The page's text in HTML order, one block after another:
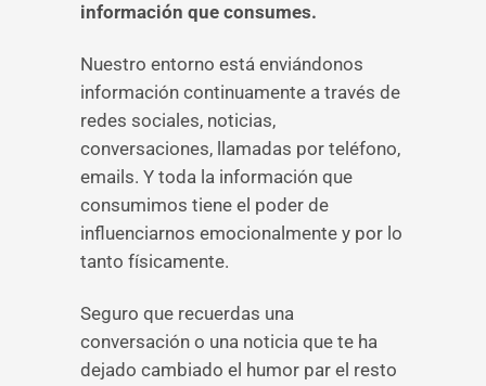
información que consumes.
Nuestro entorno está enviándonos
información continuamente a través de
redes sociales, noticias,
conversaciones, llamadas por teléfono,
emails. Y toda la información que
consumimos tiene el poder de
influenciarnos emocionalmente y por lo
tanto físicamente.
Seguro que recuerdas una
conversación o una noticia que te ha
dejado cambiado el humor par el resto